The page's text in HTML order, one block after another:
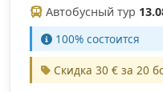
Автобусный тур
100% cостоится
Скидка 30 € за 20